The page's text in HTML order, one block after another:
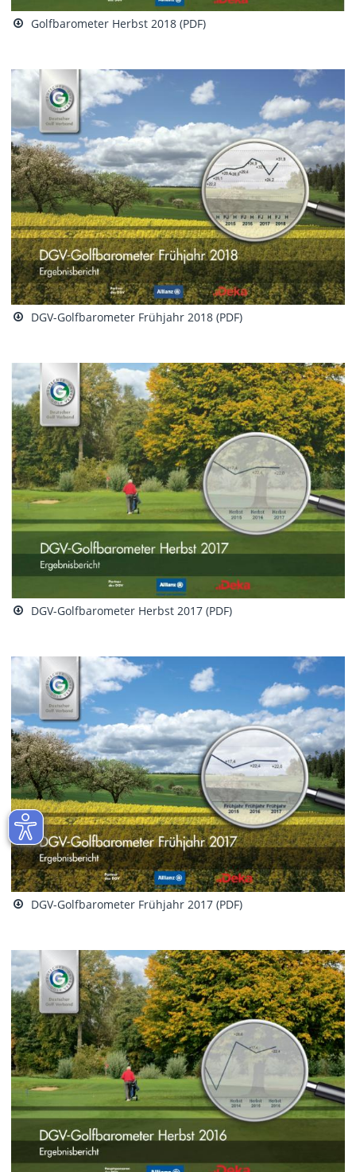
Golfbarometer Herbst 2018 (PDF)
DGV-Golfbarometer Frühjahr 2018 (PDF)
DGV-Golfbarometer Herbst 2017 (PDF)
DGV-Golfbarometer Frühjahr 2017 (PDF)